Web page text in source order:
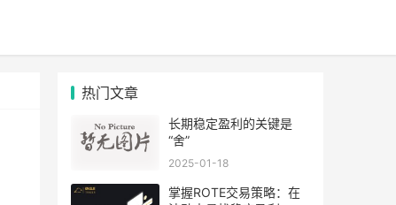
热门文章
长期稳定盈利的关键是
“舍”
2025-01-18
​掌握ROTE交易策略：在